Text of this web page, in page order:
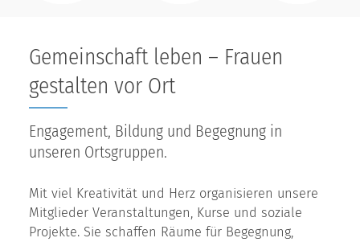
Gemeinschaft leben – Frauen
gestalten vor Ort
Engagement, Bildung und Begegnung in
unseren Ortsgruppen.
Mit viel Kreativität und Herz organisieren unsere
Mitglieder Veranstaltungen, Kurse und soziale
Projekte. Sie schaffen Räume für Begegnung,